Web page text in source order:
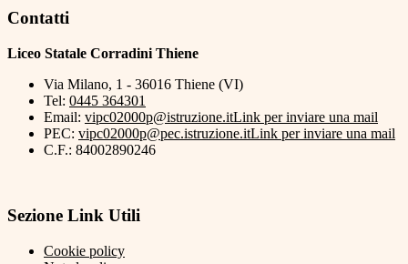
Contatti
Liceo Statale Corradini Thiene
Via Milano, 1 - 36016 Thiene (VI)
Tel: 0445 364301
Email: vipc02000p@istruzione.itLink per inviare una mail
PEC: vipc02000p@pec.istruzione.itLink per inviare una mail
C.F.: 84002890246
Sezione Link Utili
Cookie policy